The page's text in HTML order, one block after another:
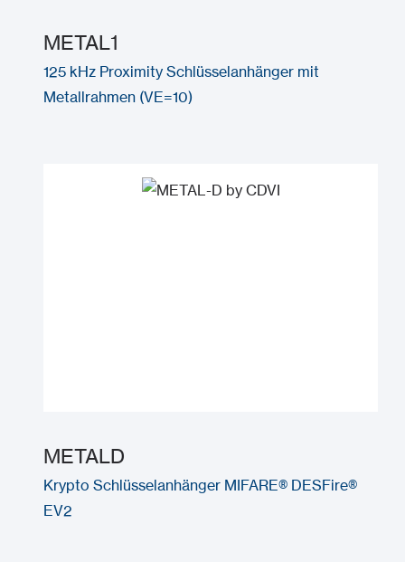
METAL1
125 kHz Proximity Schlüsselanhänger mit
Metallrahmen (VE=10)
METALD
Krypto Schlüsselanhänger MIFARE® DESFire®
EV2